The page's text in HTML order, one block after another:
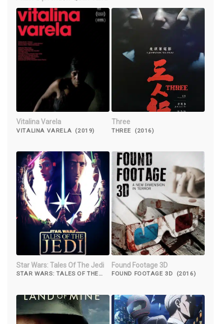
Vitalina Varela
VITALINA VARELA (2019)
Three
THREE (2016)
Star Wars: Tales Of The Jedi
STAR WARS: TALES OF THE
Found Footage 3D
FOUND FOOTAGE 3D (2016)